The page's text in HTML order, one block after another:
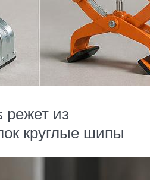
из
круглые шипы